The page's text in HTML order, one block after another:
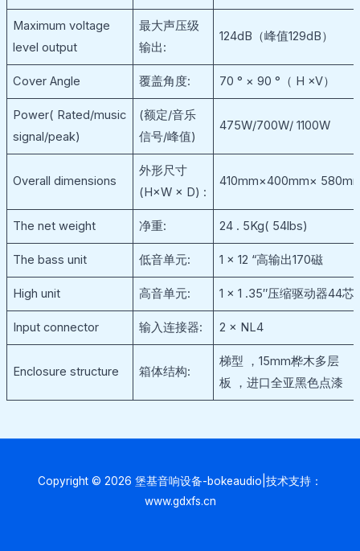
Maximum voltage
level output
最大声压级
输出:
124dB（峰值129dB）
Cover Angle 覆盖角度: 70 ° × 90 °（ H ×V）
Power( Rated/music
signal/peak)
(额定/音乐
信号/峰值)
475W/700W/ 1100W
Overall dimensions
外形尺寸
(H×W × D) :
410mm×400mm×
The net weight 净重: 24 . 5Kg( 54lbs)
The bass unit 低音单元: 1 × 12 “高输出170磁
High unit 高音单元: 1 × 1 .35″压缩驱动器44芯
Input connector 输入连接器: 2 × NL4
Enclosure structure 箱体结构:
梯型 ，15mm桦木多层
板 ，进口全亚黑色点漆
Copyright © 2026 堡基音响设备-bokeaudio|技术支持：
www.gdxfs.cn